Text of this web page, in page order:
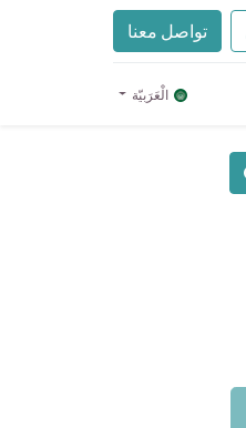
تواصل معنا
الْعَرَبيّة